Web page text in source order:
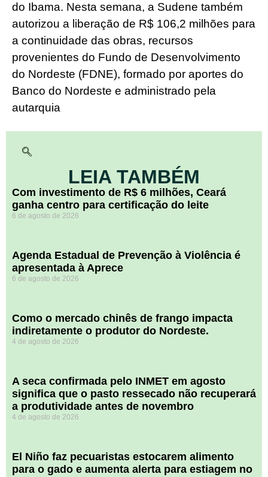
do Ibama. Nesta semana, a Sudene também
autorizou a liberação de R$ 106,2 milhões para
a continuidade das obras, recursos
provenientes do Fundo de Desenvolvimento
do Nordeste (FDNE), formado por aportes do
Banco do Nordeste e administrado pela
autarquia
LEIA TAMBÉM
Com investimento de R$ 6 milhões, Ceará
ganha centro para certificação do leite
6 de agosto de 2026
Agenda Estadual de Prevenção à Violência é
apresentada à Aprece
6 de agosto de 2026
​Como o mercado chinês de frango impacta
indiretamente o produtor do Nordeste.
4 de agosto de 2026
A seca confirmada pelo INMET em agosto
significa que o pasto ressecado não recuperará
a produtividade antes de novembro
4 de agosto de 2026
El Niño faz pecuaristas estocarem alimento
para o gado e aumenta alerta para estiagem no